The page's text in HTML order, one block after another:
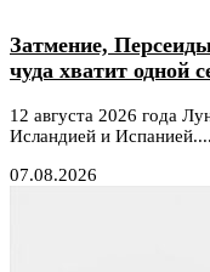
Затмение,
чуда хватит одной
12 августа 2026 года
Исландией и Испанией....
07.08.2026